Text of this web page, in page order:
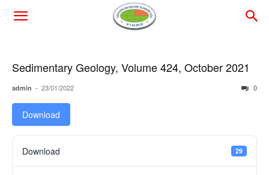
Sedimentary Geology, Volume 424, October 2021
admin - 23/01/2022 0
Download
Download 29